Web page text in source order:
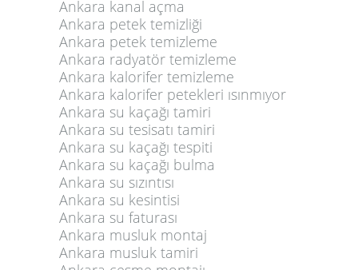
Ankara kanal açma
Ankara petek temizliği
Ankara petek temizleme
Ankara radyatör temizleme
Ankara kalorifer temizleme
Ankara kalorifer petekleri ısınmıyor
Ankara su kaçağı tamiri
Ankara su tesisatı tamiri
Ankara su kaçağı tespiti
Ankara su kaçağı bulma
Ankara su sızıntısı
Ankara su kesintisi
Ankara su faturası
Ankara musluk montaj
Ankara musluk tamiri